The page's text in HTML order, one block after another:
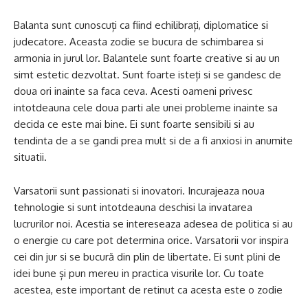
Balanta sunt cunoscuți ca fiind echilibrați, diplomatice si
judecatore. Aceasta zodie se bucura de schimbarea si
armonia in jurul lor. Balantele sunt foarte creative si au un
simt estetic dezvoltat. Sunt foarte isteți si se gandesc de
doua ori inainte sa faca ceva. Acesti oameni privesc
intotdeauna cele doua parti ale unei probleme inainte sa
decida ce este mai bine. Ei sunt foarte sensibili si au
tendinta de a se gandi prea mult si de a fi anxiosi in anumite
situatii.
Varsatorii sunt passionati si inovatori. Incurajeaza noua
tehnologie si sunt intotdeauna deschisi la invatarea
lucrurilor noi. Acestia se intereseaza adesea de politica si au
o energie cu care pot determina orice. Varsatorii vor inspira
cei din jur si se bucură din plin de libertate. Ei sunt plini de
idei bune și pun mereu in practica visurile lor. Cu toate
acestea, este important de retinut ca acesta este o zodie